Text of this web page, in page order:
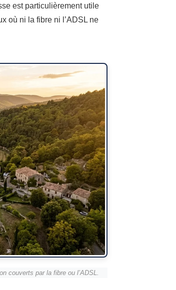
est particulièrement utile
où ni la fibre ni l’ADSL ne
couverts par la fibre ou l’ADSL.